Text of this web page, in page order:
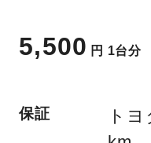
5,500 円 1台分
保証
ト